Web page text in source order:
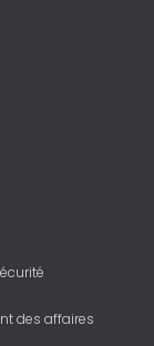
des affaires